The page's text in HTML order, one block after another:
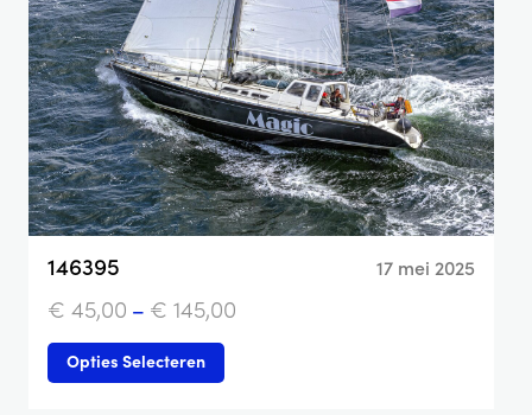
146395 17 mei 2025
€ 45,00 – € 145,00
Opties Selecteren